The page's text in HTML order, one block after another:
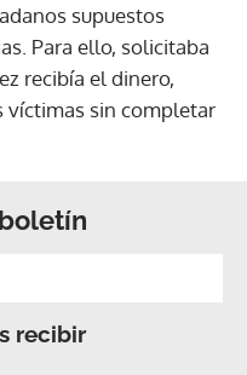
supuestos
Para ello, solicitaba
recibía el dinero,
víctimas sin completar
recibir